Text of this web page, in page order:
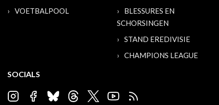
VOETBALPOOL
BLESSURES EN
SCHORSINGEN
STAND EREDIVISIE
CHAMPIONS LEAGUE
SOCIALS